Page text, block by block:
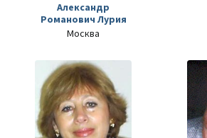
Александр
Романович Лурия
Москва